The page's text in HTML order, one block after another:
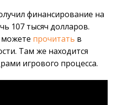
финансирование на
107 тысяч долларов.
прочитать в
Там же находится
игрового процесса.